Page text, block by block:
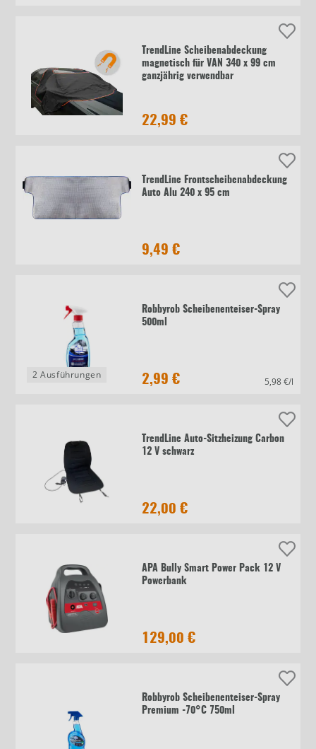
TrendLine Scheibenabdeckung
magnetisch für VAN 340 x 99 cm
ganzjährig verwendbar
22,99 €
TrendLine Frontscheibenabdeckung
Auto Alu 240 x 95 cm
9,49 €
Robbyrob Scheibenenteiser-Spray
500ml
2,99 € 5,98 €/l
2 Ausführungen
TrendLine Auto-Sitzheizung Carbon
12 V schwarz
22,00 €
APA Bully Smart Power Pack 12 V
Powerbank
129,00 €
Robbyrob Scheibenenteiser-Spray
Premium -70°C 750ml